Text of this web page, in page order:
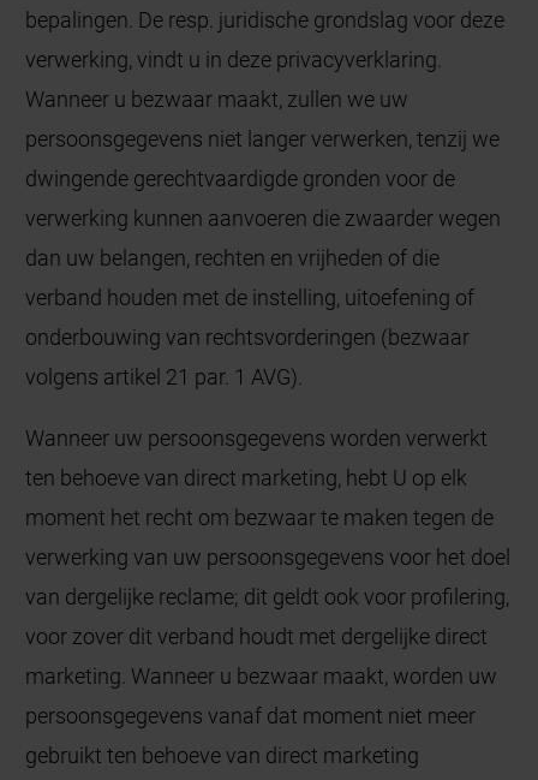
bepalingen. De resp. juridische grondslag voor deze
verwerking, vindt u in deze privacyverklaring.
Wanneer u bezwaar maakt, zullen we uw
persoonsgegevens niet langer verwerken, tenzij we
dwingende gerechtvaardigde gronden voor de
verwerking kunnen aanvoeren die zwaarder wegen
dan uw belangen, rechten en vrijheden of die
verband houden met de instelling, uitoefening of
onderbouwing van rechtsvorderingen (bezwaar
volgens artikel 21 par. 1 AVG).
Wanneer uw persoonsgegevens worden verwerkt
ten behoeve van direct marketing, hebt U op elk
moment het recht om bezwaar te maken tegen de
verwerking van uw persoonsgegevens voor het doel
van dergelijke reclame; dit geldt ook voor profilering,
voor zover dit verband houdt met dergelijke direct
marketing. Wanneer u bezwaar maakt, worden uw
persoonsgegevens vanaf dat moment niet meer
gebruikt ten behoeve van direct marketing